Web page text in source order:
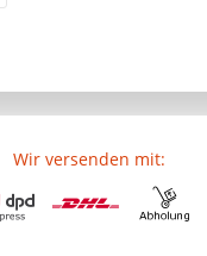
Wir versenden mit: